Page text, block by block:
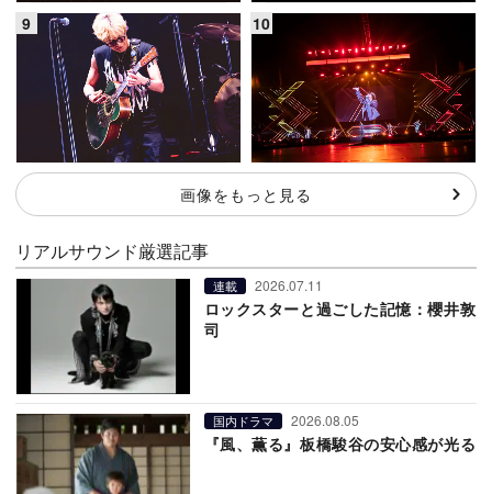
画像をもっと見る
リアルサウンド厳選記事
連載 2026.07.11
ロックスターと過ごした記憶：櫻井敦
司
国内ドラマ 2026.08.05
『風、薫る』板橋駿谷の安心感が光る